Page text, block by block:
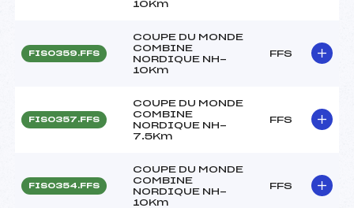
10Km
FIS0359.FFS
COUPE DU MONDE
COMBINE
NORDIQUE NH-
10Km
FFS
FIS0357.FFS
COUPE DU MONDE
COMBINE
NORDIQUE NH-
7.5Km
FFS
FIS0354.FFS
COUPE DU MONDE
COMBINE
NORDIQUE NH-
10Km
FFS